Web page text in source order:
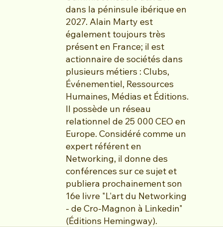
dans la péninsule ibérique en
2027. Alain Marty est
également toujours très
présent en France; il est
actionnaire de sociétés dans
plusieurs métiers : Clubs,
Événementiel, Ressources
Humaines, Médias et Éditions.
Il possède un réseau
relationnel de 25 000 CEO en
Europe. Considéré comme un
expert référent en
Networking, il donne des
conférences sur ce sujet et
publiera prochainement son
16e livre "L'art du Networking
- de Cro-Magnon à Linkedin"
(Éditions Hemingway).